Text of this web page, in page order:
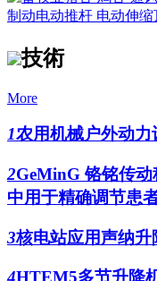
技術
More
1农用机械户外动
2GeMinG 铬铭传
中用于精确调节患
3核电站应用声纳